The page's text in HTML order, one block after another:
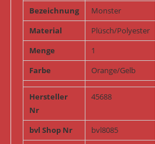
Bezeichnung
Monster
Material
Plüsch/Polyester
Menge
1
Farbe
Orange/Gelb
Hersteller
Nr
45688
bvl Shop Nr
bvl8085